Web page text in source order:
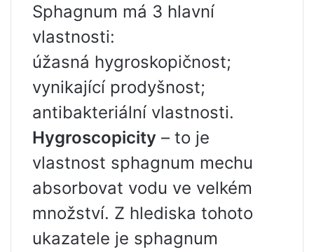
Sphagnum má 3 hlavní
vlastnosti:
úžasná hygroskopičnost;
vynikající prodyšnost;
antibakteriální vlastnosti.
Hygroscopicity – to je
vlastnost sphagnum mechu
absorbovat vodu ve velkém
množství. Z hlediska tohoto
ukazatele je sphagnum